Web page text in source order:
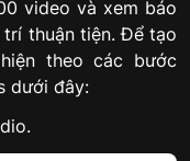
video và xem báo
thuận tiện. Để tạo
theo các bước
dưới đây: